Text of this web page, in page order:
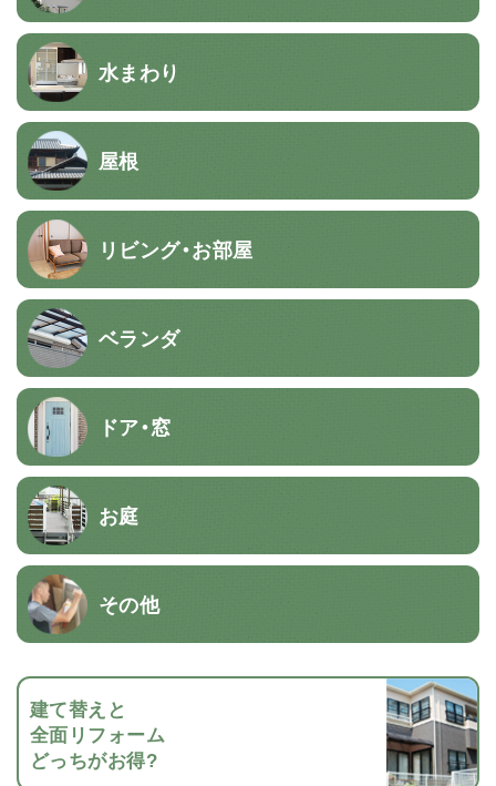
水まわり
屋根
リビング・お部屋
ベランダ
ドア・窓
お庭
その他
建て替えと
全面リフォーム
どっちがお得?